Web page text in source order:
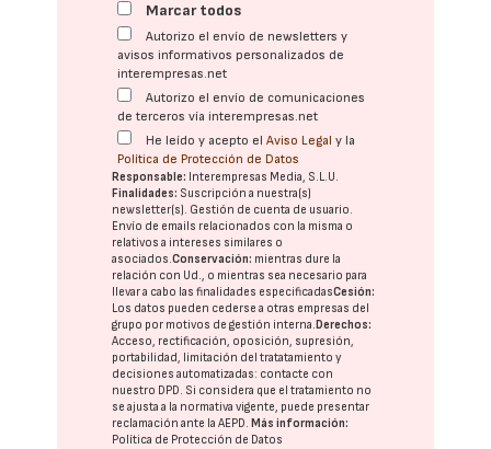
Marcar todos
Autorizo el envío de newsletters y
avisos informativos personalizados de
interempresas.net
Autorizo el envío de comunicaciones
de terceros vía interempresas.net
He leído y acepto elAviso Legal y la
Política de Protección de Datos
Responsable: Interempresas Media, S.L.U.
Finalidades: Suscripción a nuestra(s)
newsletter(s). Gestión de cuenta de usuario.
Envío de emails relacionados con la misma o
relativos a intereses similares o
asociados.Conservación: mientras dure la
relación con Ud., o mientras sea necesario para
llevar a cabo las finalidades especificadasCesión:
Los datos pueden cederse a otras empresas del
grupo por motivos de gestión interna. Derechos:
Acceso, rectificación, oposición, supresión,
portabilidad, limitación del tratatamiento y
decisiones automatizadas: contacte con
nuestro DPD. Si considera que el tratamiento no
se ajusta a la normativa vigente, puede presentar
reclamación ante laAEPD. Más información:
Política de Protección de Datos